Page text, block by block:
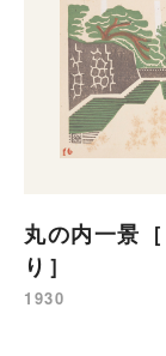
丸の内一景
り］
1930